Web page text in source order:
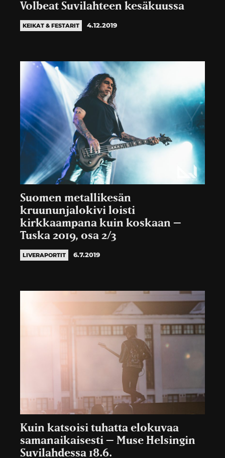
Volbeat Suvilahteen kesäkuussa
KEIKAT & FESTARIT 4.12.2019
Suomen metallikesän
kruununjalokivi loisti
kirkkaampana kuin koskaan –
Tuska 2019, osa 2/3
LIVERAPORTIT 6.7.2019
Kuin katsoisi tuhatta elokuvaa
samanaikaisesti – Muse Helsingin
Suvilahdessa 18.6.